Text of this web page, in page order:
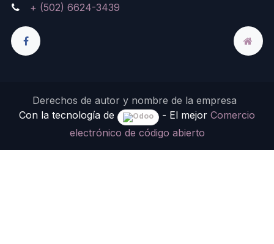
+ (502) 6624-3439
Derechos de autor y nombre de la empresa
Con la tecnología de
- El mejor Comercio
electrónico de código abierto